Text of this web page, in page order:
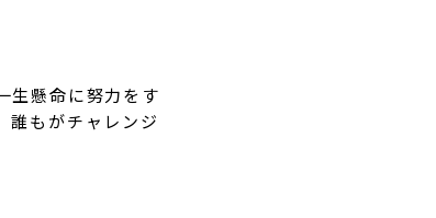
生懸命に努力をす
誰もがチャレンジ